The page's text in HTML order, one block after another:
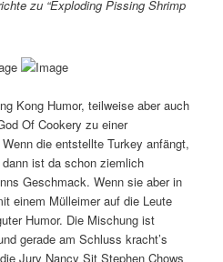
zu “Exploding Pissing Shrimp
Kong Humor, teilweise aber auch
Of Cookery zu einer
die entstellte Turkey anfängt,
ist da schon ziemlich
Geschmack. Wenn sie aber in
einem Mülleimer auf die Leute
Humor. Die Mischung ist
gerade am Schluss kracht’s
Jury Nancy Sit Stephen Chows